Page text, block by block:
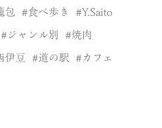
包 食べ歩き Y.Saito
ジャンル別 焼肉
伊豆 道の駅 カフェ